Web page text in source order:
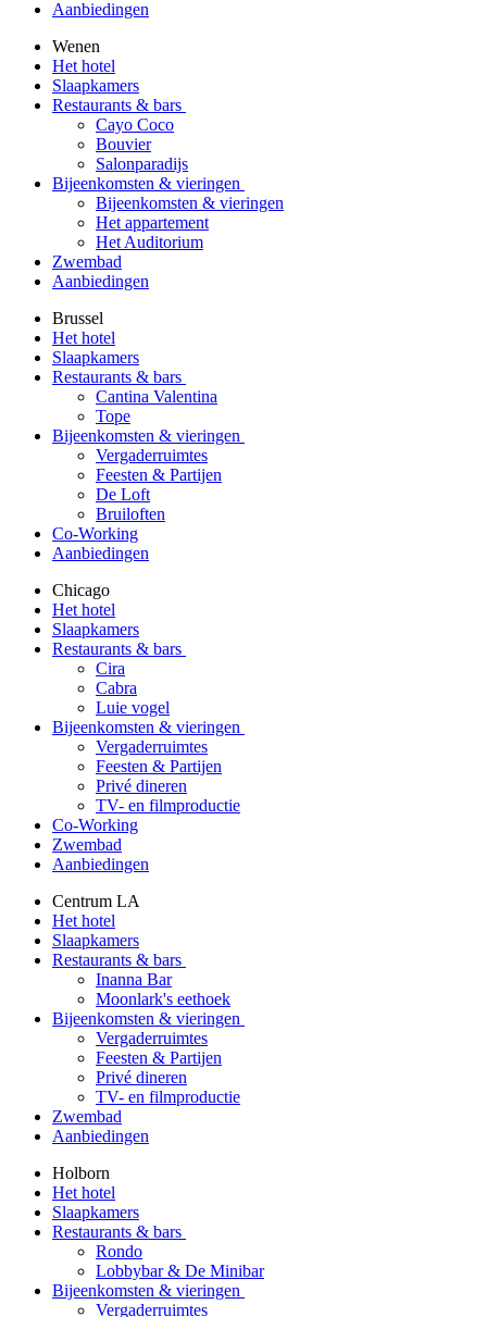
Aanbiedingen
Wenen
Het hotel
Slaapkamers
Restaurants & bars
Cayo Coco
Bouvier
Salonparadijs
Bijeenkomsten & vieringen
Bijeenkomsten & vieringen
Het appartement
Het Auditorium
Zwembad
Aanbiedingen
Brussel
Het hotel
Slaapkamers
Restaurants & bars
Cantina Valentina
Tope
Bijeenkomsten & vieringen
Vergaderruimtes
Feesten & Partijen
De Loft
Bruiloften
Co-Working
Aanbiedingen
Chicago
Het hotel
Slaapkamers
Restaurants & bars
Cira
Cabra
Luie vogel
Bijeenkomsten & vieringen
Vergaderruimtes
Feesten & Partijen
Privé dineren
TV- en filmproductie
Co-Working
Zwembad
Aanbiedingen
Centrum LA
Het hotel
Slaapkamers
Restaurants & bars
Inanna Bar
Moonlark's eethoek
Bijeenkomsten & vieringen
Vergaderruimtes
Feesten & Partijen
Privé dineren
TV- en filmproductie
Zwembad
Aanbiedingen
Holborn
Het hotel
Slaapkamers
Restaurants & bars
Rondo
Lobbybar & De Minibar
Bijeenkomsten & vieringen
Vergaderruimtes